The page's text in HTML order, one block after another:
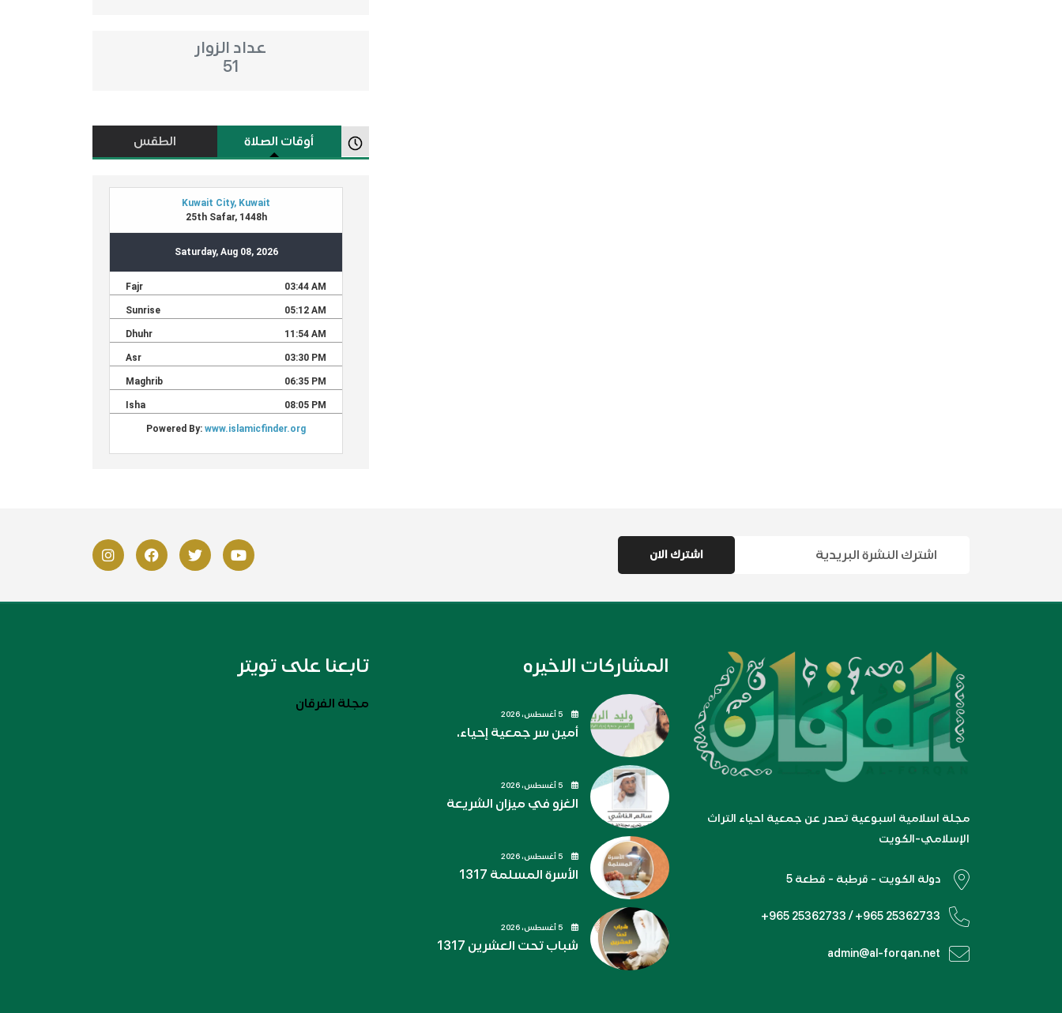
عداد الزوار
51
أوقات الصلاة الطقس
مجلة اسلامية اسبوعية تصدر عن جمعية احياء التراث
الإسلامي-الكويت
دولة الكويت - قرطبة - قطعة 5
+965 25362733 / +965 25362733
admin@al-forqan.net
المشاركات الاخيره
أمين سر جمعية إحياء.
الغزو في ميزان الشريعة
الأسرة المسلمة 1317
شباب تحت العشرين 1317
تابعنا على تويتر
مجلة الفرقان